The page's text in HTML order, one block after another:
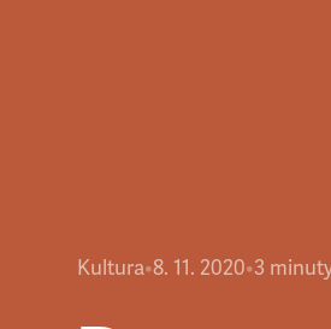
Kultura•8. 11. 2020•3